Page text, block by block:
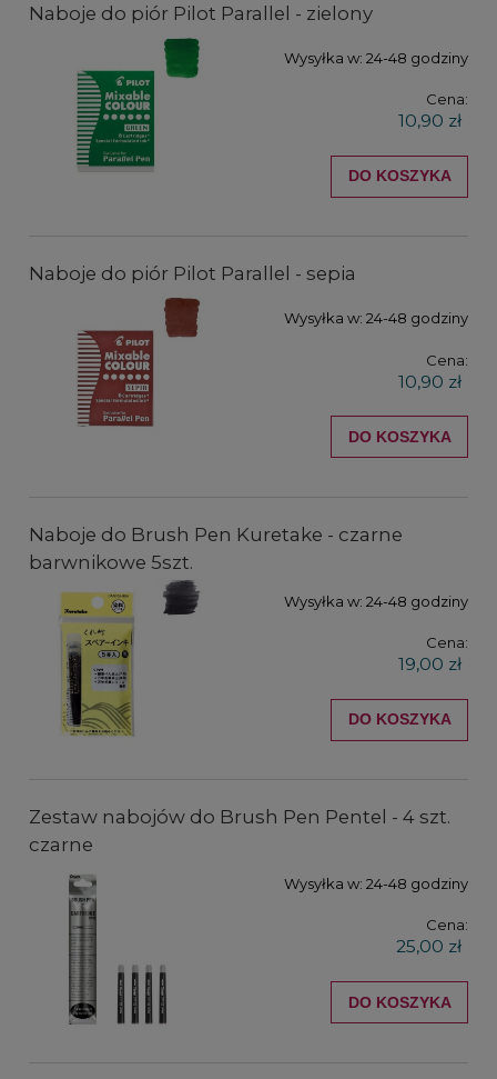
Naboje do piór Pilot Parallel - zielony
Wysyłka w: 24-48 godziny
Cena:
10,90 zł
DO KOSZYKA
Naboje do piór Pilot Parallel - sepia
Wysyłka w: 24-48 godziny
Cena:
10,90 zł
DO KOSZYKA
Naboje do Brush Pen Kuretake - czarne
barwnikowe 5szt.
Wysyłka w: 24-48 godziny
Cena:
19,00 zł
DO KOSZYKA
Zestaw nabojów do Brush Pen Pentel - 4 szt.
czarne
Wysyłka w: 24-48 godziny
Cena:
25,00 zł
DO KOSZYKA